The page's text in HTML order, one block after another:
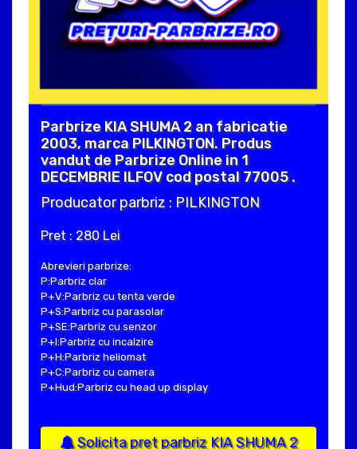
Parbrize KIA SHUMA 2 an fabricatie
2003, marca PILKINGTON. Produs
vandut de Parbrize Online in 1
DECEMBRIE ILFOV cod postal 77005 .
Producator parbriz : PILKINGTON
Pret : 280 Lei
Abrevieri parbrize:
P:Parbriz clar
P+V:Parbriz cu tenta verde
P+S:Parbriz cu parasolar
P+SE:Parbriz cu senzor
P+I:Parbriz cu incalzire
P+H:Parbriz heliomat
P+C:Parbriz cu camera
P+Hud:Parbriz cu head up display
Solicita pret parbriz KIA SHUMA 2